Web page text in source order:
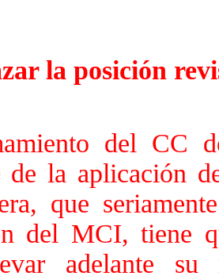
la posición
del CC
de la aplicación
que
del MCI, tiene
adelante su